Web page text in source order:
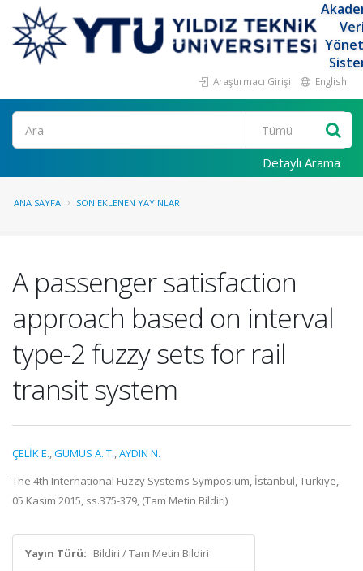
Araştırmacı Girişi English
Ara
Detaylı Arama
ANA SAYFA SON EKLENEN YAYINLAR
A passenger satisfaction
approach based on interval
type-2 fuzzy sets for rail
transit system
ÇELİK E.,GUMUS A. T.,AYDIN N.
The 4th International Fuzzy Systems Symposium, İstanbul, Türkiye,
05 Kasım 2015, ss.375-379, (Tam Metin Bildiri)
Yayın Türü: Bildiri / Tam Metin Bildiri